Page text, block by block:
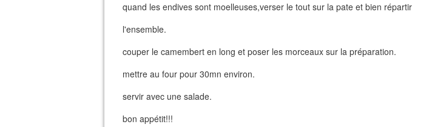
quand les endives sont moelleuses,verser le tout sur la pate et bien répartir
l'ensemble.
couper le camembert en long et poser les morceaux sur la préparation.
mettre au four pour 30mn environ.
servir avec une salade.
bon appétit!!!